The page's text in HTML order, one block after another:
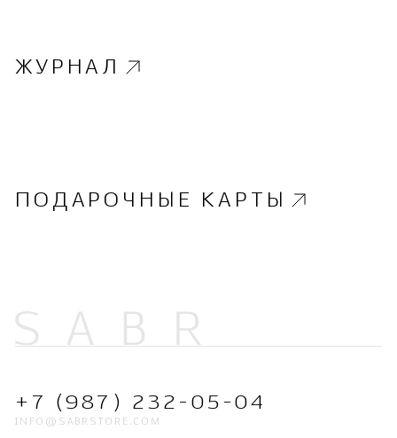
ЖУРНАЛ
ПОДАРОЧНЫЕ КАРТЫ
+7 (987) 232-05-04
INFO@SABRSTORE.COM